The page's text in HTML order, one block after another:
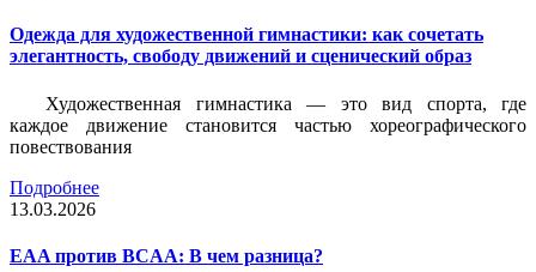
Одежда для художественной гимнастики: как сочетать
элегантность, свободу движений и сценический образ
Художественная гимнастика — это вид спорта, где
каждое движение становится частью хореографического
повествования
Подробнее
13.03.2026
EAA против BCAA: В чем разница?